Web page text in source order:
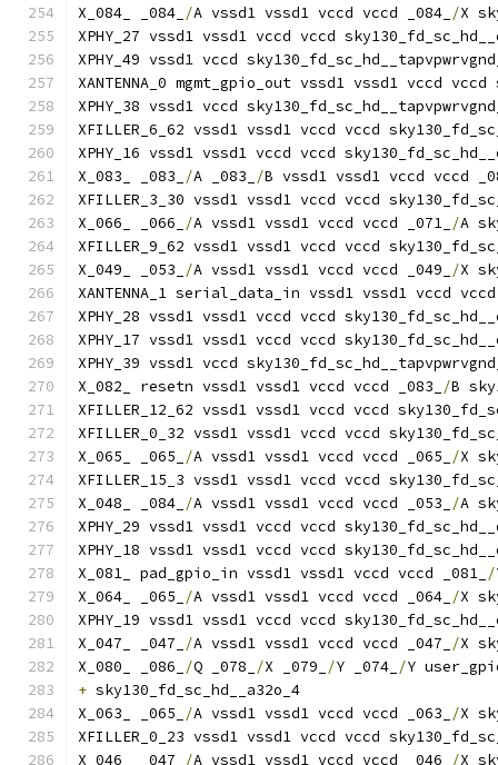
X_084_ _084_ /A vssd1 vssd1 vccd vccd _084_ /X
XPHY_27 vssd1 vssd1 vccd vccd
XPHY_49 vssd1 vccd
XANTENNA_0 mgmt_gpio_out vssd1 vssd1 vccd
XPHY_38 vssd1 vccd
XFILLER_6_62 vssd1 vssd1 vccd vccd
XPHY_16 vssd1 vssd1 vccd vccd
X_083_ _083_
/A _083_ /B vssd1 vssd1 vccd vccd
XFILLER_3_30 vssd1 vssd1 vccd vccd
X_066_ _066_
/A vssd1 vssd1 vccd vccd _071_ /A
XFILLER_9_62 vssd1 vssd1 vccd vccd
X_049_ _053_
/A vssd1 vssd1 vccd vccd _049_ /X
XANTENNA_1 serial_data_in vssd1 vssd1 vccd
XPHY_28 vssd1 vssd1 vccd vccd
XPHY_17 vssd1 vssd1 vccd vccd
XPHY_39 vssd1 vccd
X_082_ resetn vssd1 vssd1 vccd vccd _083_
/B
XFILLER_12_62 vssd1 vssd1 vccd vccd
XFILLER_0_32 vssd1 vssd1 vccd vccd
X_065_ _065_
/A vssd1 vssd1 vccd vccd _065_ /X
XFILLER_15_3 vssd1 vssd1 vccd vccd
X_048_ _084_ /A vssd1 vssd1 vccd vccd _053_ /A
XPHY_29 vssd1 vssd1 vccd vccd
XPHY_18 vssd1 vssd1 vccd vccd
X_081_ pad_gpio_in vssd1 vssd1 vccd vccd _081_ /
X_064_ _065_
/A vssd1 vssd1 vccd vccd _064_ /X
XPHY_19 vssd1 vssd1 vccd vccd
X_047_ _047_
/A vssd1 vssd1 vccd vccd _047_ /X
X_080_ _086_
/Q _078_ /X _079_ /Y _074_ /Y
+ sky130_fd_sc_hd__a32o_4
X_063_ _065_
/A vssd1 vssd1 vccd vccd _063_ /X
XFILLER_0_23 vssd1 vssd1 vccd vccd
X_046_ _047_
/A vssd1 vssd1 vccd vccd _046_ /X